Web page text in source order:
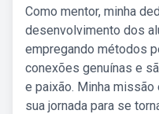
Como mentor, minha
desenvolvimento dos
empregando métodos
conexões genuínas e
e paixão. Minha
sua jornada para se